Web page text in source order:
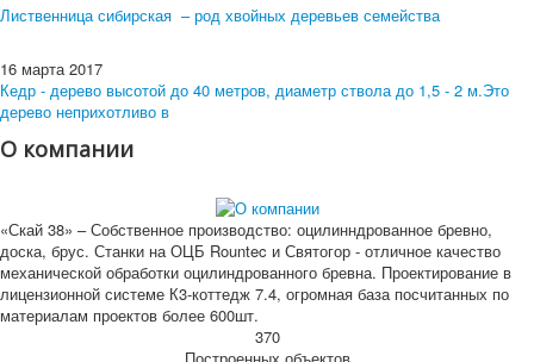
Лиственница сибирская – род хвойных деревьев семейства
16 марта 2017
Кедр - дерево высотой до 40 метров, диаметр ствола до 1,5 - 2 м.Это
дерево неприхотливо в
О компании
«Скай 38» – Собственное производство: оцилинндрованное бревно,
доска, брус. Станки на ОЦБ Rountec и Святогор - отличное качество
механической обработки оцилиндрованного бревна. Проектирование в
лицензионной системе К3-коттедж 7.4, огромная база посчитанных по
материалам проектов более 600шт.
370